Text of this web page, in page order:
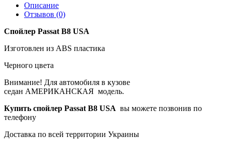
Описание
Отзывов (0)
Спойлер Passat B8 USA
Изготовлен из ABS пластика
Черного цвета
Внимание! Для автомобиля в кузове
седан АМЕРИКАНСКАЯ модель.
Купить спойлер Passat B8 USA вы можете позвонив по
телефону
Доставка по всей территории Украины